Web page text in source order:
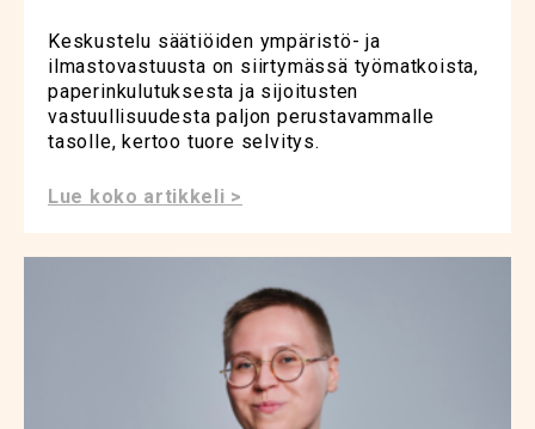
Keskustelu säätiöiden ympäristö- ja
ilmastovastuusta on siirtymässä työmatkoista,
paperinkulutuksesta ja sijoitusten
vastuullisuudesta paljon perustavammalle
tasolle, kertoo tuore selvitys.
Lue koko artikkeli >